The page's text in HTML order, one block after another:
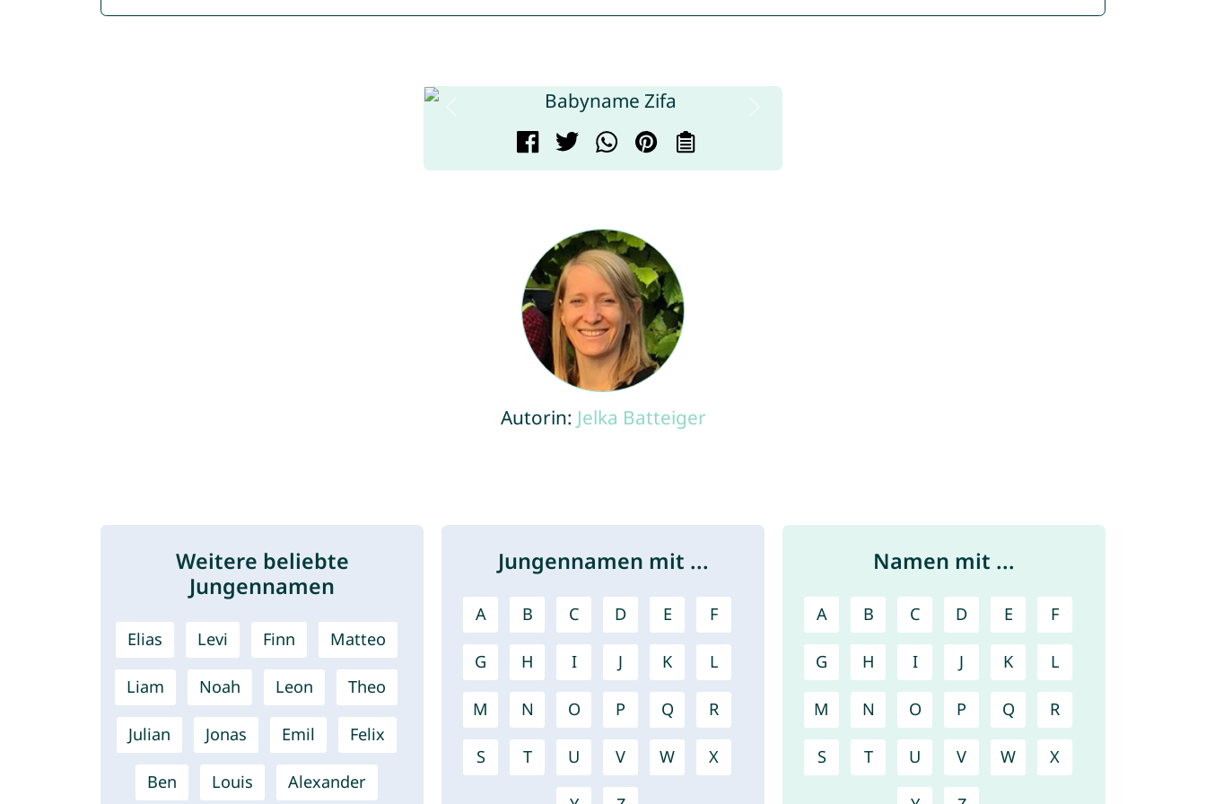
Autorin: Jelka Batteiger
Weitere beliebte
Jungennamen
Elias Levi Finn Matteo
Liam Noah Leon Theo
Julian Jonas Emil Felix
Ben Louis Alexander
Jungennamen mit ...
A B C D E F
G H I J K L
M N O P Q R
S T U V W X
Namen mit ...
A B C D E F
G H I J K L
M N O P Q R
S T U V W X